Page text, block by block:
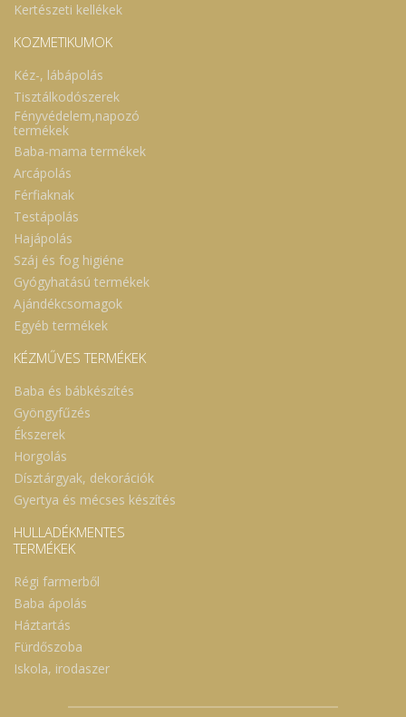
Kertészeti kellékek
KOZMETIKUMOK
Kéz-, lábápolás
Tisztálkodószerek
Fényvédelem,napozó
termékek
Baba-mama termékek
Arcápolás
Férfiaknak
Testápolás
Hajápolás
Száj és fog higiéne
Gyógyhatású termékek
Ajándékcsomagok
Egyéb termékek
KÉZMŰVES TERMÉKEK
Baba és bábkészítés
Gyöngyfűzés
Ékszerek
Horgolás
Dísztárgyak, dekorációk
Gyertya és mécses készítés
HULLADÉKMENTES
TERMÉKEK
Régi farmerből
Baba ápolás
Háztartás
Fürdőszoba
Iskola, irodaszer